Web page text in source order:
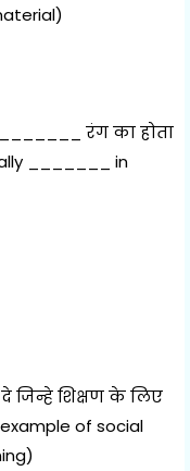
रंग का होता
_______ in
जिन्हे शिक्षण के लिए
of social